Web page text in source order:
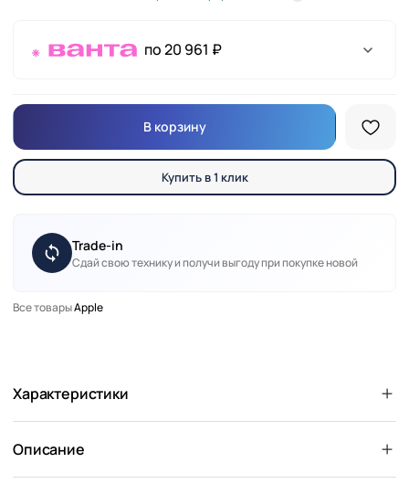
по 20 961 ₽
В корзину
Купить в 1 клик
Trade-in
Сдай свою технику и получи выгоду при покупке новой
Все товарыApple
Характеристики
Описание